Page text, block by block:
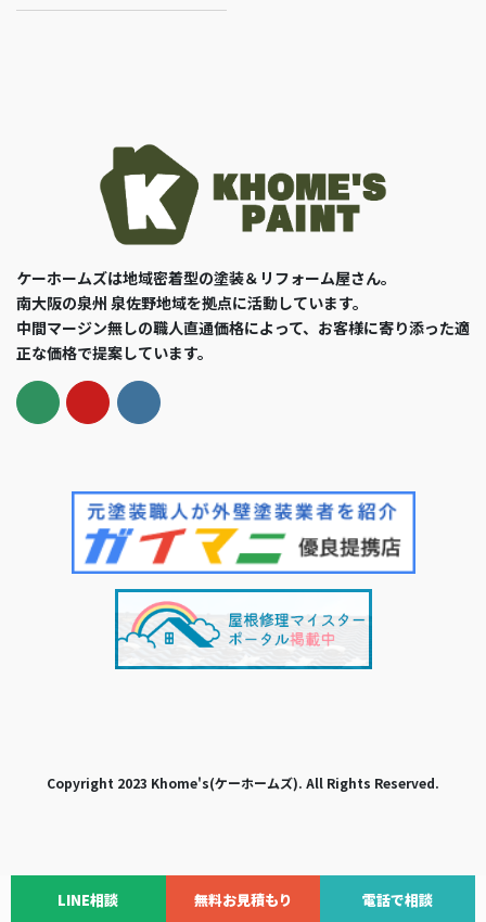
ケーホームズは地域密着型の塗装＆リフォーム屋さん。
南大阪の泉州 泉佐野地域を拠点に活動しています。
中間マージン無しの職人直通価格によって、お客様に寄り添った適
正な価格で提案しています。
Copyright 2023 Khome's(ケーホームズ). All Rights Reserved.
LINE相談 無料お見積もり 電話で相談